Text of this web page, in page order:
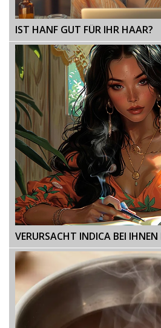
IST HANF GUT FÜR IHR HAAR?
VERURSACHT INDICA BEI